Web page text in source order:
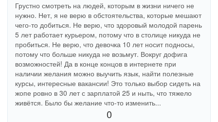
Грустно смотреть на людей, которым в жизни ничего не
нужно. Нет, я не верю в обстоятельства, которые мешают
чего-то добиться. Не верю, что здоровый молодой парень
5 лет работает курьером, потому что в столице никуда не
пробиться. Не верю, что девочка 10 лет носит подносы,
потому что больше никуда не возьмут. Вокруг дофига
возможностей! Да в конце концов в интернете при
наличии желания можно выучить язык, найти полезные
курсы, интересные вакансии! Это только выбор сидеть на
жопе ровно в 30 лет с зарплатой 25 и ныть, что тяжело
живётся. Было бы желание что-то изменить...
0